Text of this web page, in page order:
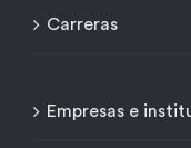
Carreras
Empresas e